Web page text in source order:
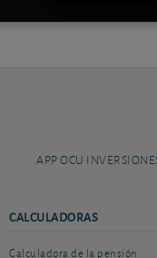
APP OCU
CALCULADORAS
Calculadora de la pensión